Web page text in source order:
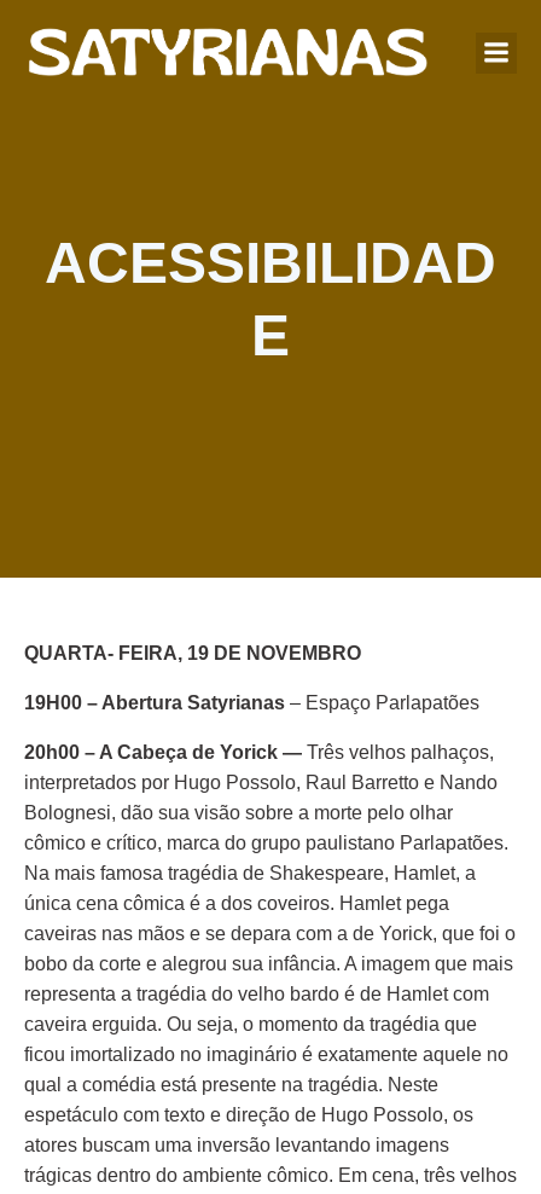
ACESSIBILIDAD
E
QUARTA- FEIRA, 19 DE NOVEMBRO
19H00 – Abertura Satyrianas – Espaço Parlapatões
20h00 – A Cabeça de Yorick — Três velhos palhaços,
interpretados por Hugo Possolo, Raul Barretto e Nando
Bolognesi, dão sua visão sobre a morte pelo olhar
cômico e crítico, marca do grupo paulistano Parlapatões.
Na mais famosa tragédia de Shakespeare, Hamlet, a
única cena cômica é a dos coveiros. Hamlet pega
caveiras nas mãos e se depara com a de Yorick, que foi o
bobo da corte e alegrou sua infância. A imagem que mais
representa a tragédia do velho bardo é de Hamlet com
caveira erguida. Ou seja, o momento da tragédia que
ficou imortalizado no imaginário é exatamente aquele no
qual a comédia está presente na tragédia. Neste
espetáculo com texto e direção de Hugo Possolo, os
atores buscam uma inversão levantando imagens
trágicas dentro do ambiente cômico. Em cena, três velhos